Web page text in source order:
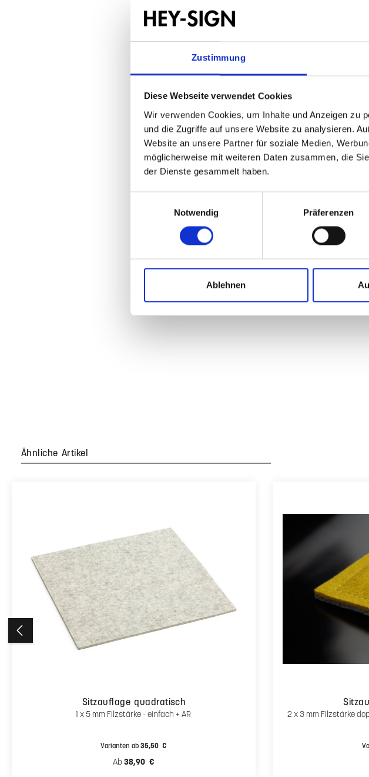
Zustimmung
Diese Webseite verwendet Cookies
Wir verwenden Cookies, um Inhalte und Anzeigen zu
und die Zugriffe auf unsere Website zu analysieren.
Website an unsere Partner für soziale Medien,
möglicherweise mit weiteren Daten zusammen, die
der Dienste gesammelt haben.
Notwendig
Präferenzen
Ablehnen
Ähnliche Artikel